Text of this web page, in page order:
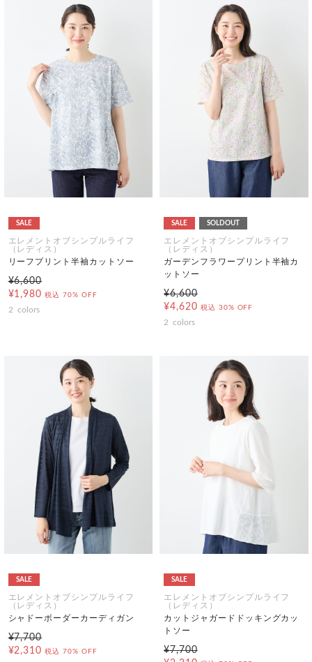
SALE
エレメントオブシンプルライフ
（レディス）
リーフプリント半袖カットソー
¥6,600
¥1,980 税込 70% OFF
2 colors
SALE SOLDOUT
エレメントオブシンプルライフ
（レディス）
ガーデンフラワープリント半袖カ
ットソー
¥6,600
¥4,620 税込 30% OFF
2 colors
SALE
エレメントオブシンプルライフ
（レディス）
シャドーボーダーカーディガン
¥7,700
¥2,310 税込 70% OFF
SALE
エレメントオブシンプルライフ
（レディス）
カットジャガードドッキングカッ
トソー
¥7,700